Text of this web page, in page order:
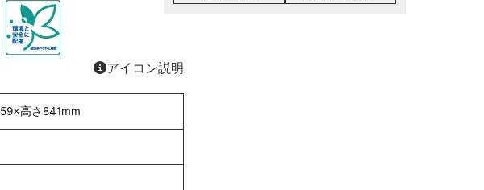
アイコン説明
高さ841mm